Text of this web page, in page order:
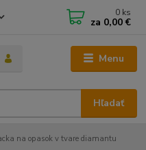
Menu
Hľadať
0 ks
za 0,00 €
na opasok v tvare diamantu